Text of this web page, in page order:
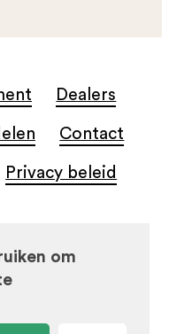
Dealers
Contact
Privacy beleid
om